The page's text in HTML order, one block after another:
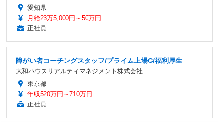
愛知県
月給23万5,000円～50万円
正社員
障がい者コーチングスタッフ/プライム上場G/福利厚生
大和ハウスリアルティマネジメント株式会社
東京都
年収520万円～710万円
正社員